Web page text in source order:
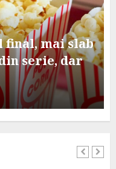
final, mai slab
serie, dar